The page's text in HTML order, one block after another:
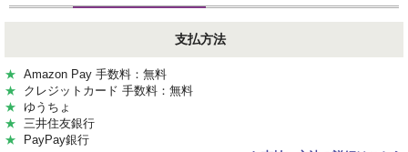
支払方法
★ Amazon Pay 手数料：無料
★ クレジットカード 手数料：無料
★ ゆうちょ
★ 三井住友銀行
★ PayPay銀行